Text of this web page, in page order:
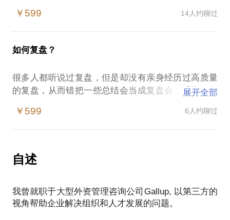
2. 了解新上任经理的关键心路历程，摆正心态，迎接
3. 了解新上任经理成功融入团队的“3个1”法则
如果你想聊点专业度高的内容，咱们可以一起探讨：
- 如何做企业的组织诊断？
- 如何识别人才，打造一个人才济济的组织？
总之，无论是关于这个岗位的理解，还是这个岗位在
公司如何发挥价值，或是具体的工作要如何开展，我
- 拓展视野和思维方式的理解和认知
- 针对性的解决方案
- 对自己的管理能力不够自信
和提升
- 团队中刺儿头，老员工闹事，或者个性很强的员
- 自己不喜欢管理，想找个抓手，减少自己的精力
￥599 14人约聊过
如何复盘？
很多人都听说过复盘，但是却没有亲身经历过高质量
的复盘，从而错把一些总结会当成复盘会，感觉好像
（1）同样的事情，一天一个做法，换一个人换一个做
总是得不到解决。阶段性的出现又消失，最后还会出
现，阻碍业绩发展。
到成长，越做越无聊。
（4）团队一直没有成长，知识没有沉淀。关键人才一
展开全部
￥599 6人约聊过
自述
我曾就职于大型外资管理咨询公司Gallup, 以第三方的
视角帮助企业解决组织和人才发展的问题。